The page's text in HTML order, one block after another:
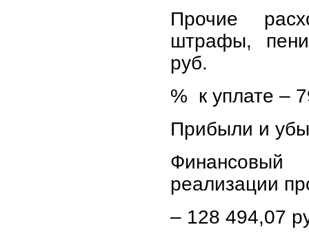
Прочие
штрафы,
руб.
% к уплате –
Прибыли и
реализации
– 128 494,07